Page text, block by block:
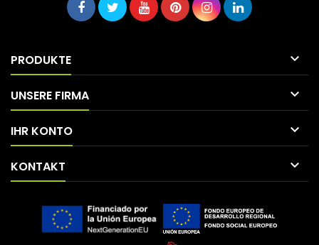
PRODUKTE 
UNSERE FIRMA 
IHR KONTO 
KONTAKT 